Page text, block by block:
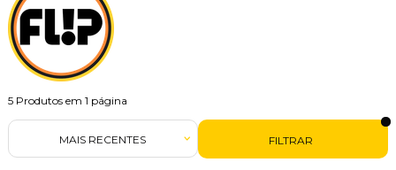
5 Produtos em 1 página
FILTRAR
MAIS RECENTES